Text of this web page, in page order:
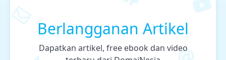
Berlangganan Artikel
Dapatkan artikel, free ebook dan video